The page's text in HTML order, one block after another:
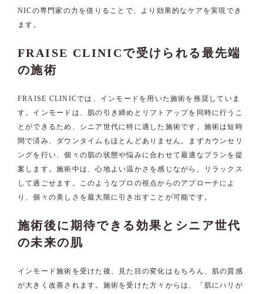
NICの専門家の力を借りることで、より効果的なケアを実現でき
ます。
FRAISE CLINICで受けられる最先端
の施術
FRAISE CLINICでは、インモードを用いた施術を推奨していま
す。インモードは、肌の引き締めとリフトアップを同時に行うこ
とができるため、シニア世代に特に適した施術です。施術は短時
間で済み、ダウンタイムもほとんどありません。まずカウンセリ
ングを行い、個々の肌の状態や悩みに合わせて最適なプランを提
案します。施術中は、心地よい温かさを感じながら、リラックス
して過ごせます。このようなプロの視点からのアプローチによ
り、個々の美しさを最大限に引き出すことが可能です。
施術後に期待できる効果とシニア世代
の未来の肌
インモード施術を受けた後、見た目の変化はもちろん、肌の質感
が大きく改善されます。施術を受けた方々からは、「肌にハリが